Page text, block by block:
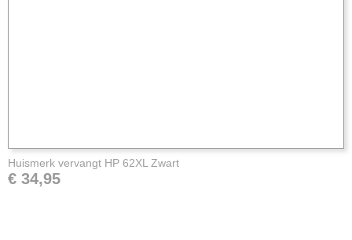
Huismerk vervangt HP 62XL Zwart
€ 34,95